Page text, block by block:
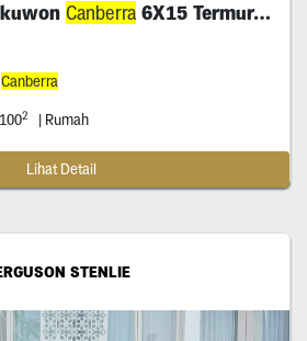
Canberra6X15 Termurah !
Canberra
1002 | Rumah
Lihat Detail
STENLIE